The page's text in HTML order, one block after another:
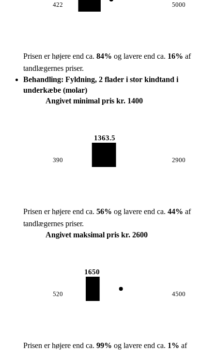
422 5000
Prisen er højere end ca. 84% og lavere end ca. 16% af
tandlægernes priser.
Behandling: Fyldning, 2 flader i stor kindtand i
underkæbe (molar)
Angivet minimal pris kr. 1400
390
1363.5
2900
Prisen er højere end ca. 56% og lavere end ca. 44% af
tandlægernes priser.
Angivet maksimal pris kr. 2600
520
1650
4500
Prisen er højere end ca. 99% og lavere end ca. 1% af